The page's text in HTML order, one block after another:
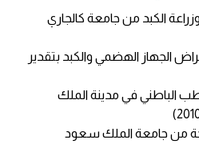
الكبد من جامعة كالجاري
الجهاز الهضمي والكبد بتقدير
الباطني في مدينة الملك
من جامعة الملك سعود